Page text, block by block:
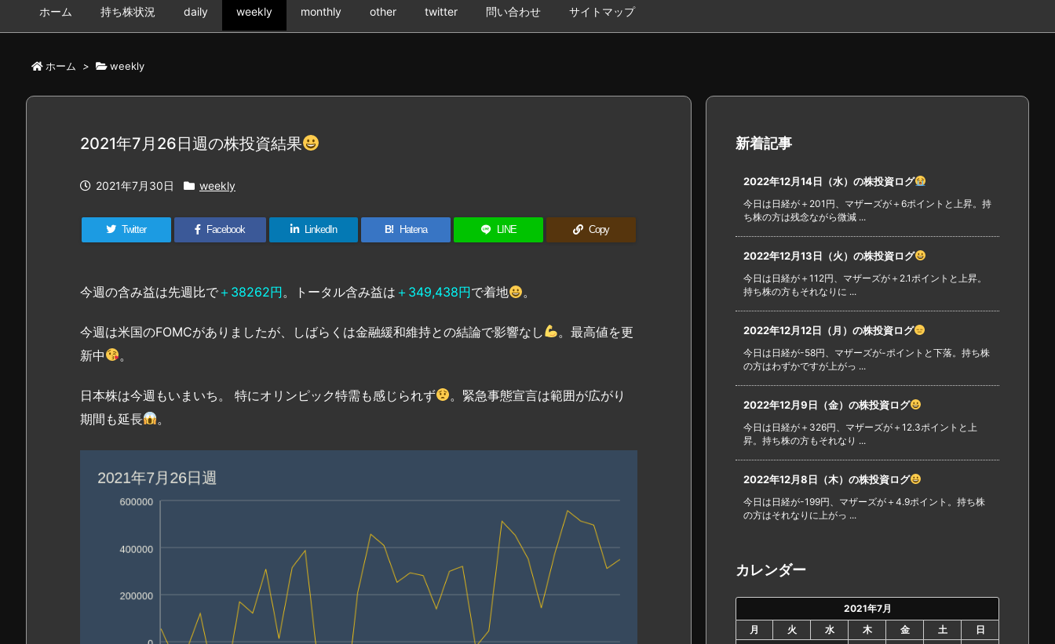
ホーム 持ち株状況 daily weekly monthly other twitter 問い合わせ サイトマップ
ホーム > weekly
2021年7月26日週の株投資結果
2021年7月30日 weekly
Twitter Facebook LinkedIn B! Hatena LINE Copy
今週の含み益は先週比で ＋38262円。トータル含み益は ＋349,438円で着地 。
今週は米国のFOMCがありましたが、しばらくは金融緩和維持との結論で影響なし
。最高値を更
新中
。
日本株は今週もいまいち。 特にオリンピック特需も感じられず
。緊急事態宣言は範囲が広がり
期間も延長
。
新着記事
2022年12月14日（水）の株投資ログ
今日は日経が＋201円、マザーズが＋6ポイントと上昇。持
ち株の方は残念ながら微減 ...
2022年12月13日（火）の株投資ログ
今日は日経が＋112円、マザーズが＋2.1ポイントと上昇。
持ち株の方もそれなりに ...
2022年12月12日（月）の株投資ログ
今日は日経が-58円、マザーズが-ポイントと下落。持ち株
の方はわずかですが上がっ ...
2022年12月9日（金）の株投資ログ
今日は日経が＋326円、マザーズが＋12.3ポイントと上
昇。持ち株の方もそれなり ...
2022年12月8日（木）の株投資ログ
今日は日経が-199円、マザーズが＋4.9ポイント。持ち株
の方はそれなりに上がっ ...
カレンダー
2021年7月
月
火 水 木 金 土
日